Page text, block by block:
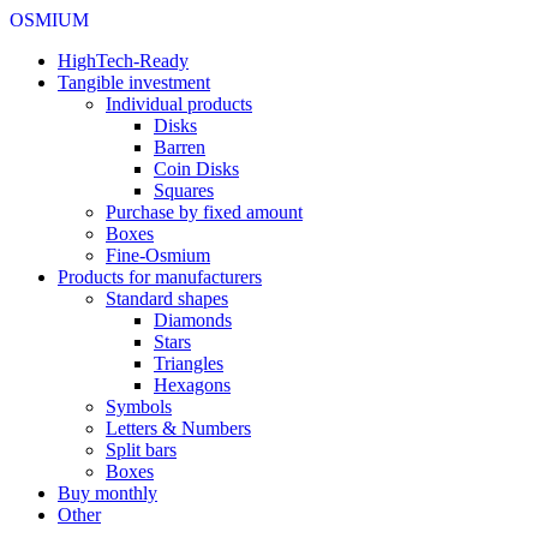
OSMIUM
HighTech-Ready
Tangible investment
Individual products
Disks
Barren
Coin Disks
Squares
Purchase by fixed amount
Boxes
Fine-Osmium
Products for manufacturers
Standard shapes
Diamonds
Stars
Triangles
Hexagons
Symbols
Letters & Numbers
Split bars
Boxes
Buy monthly
Other